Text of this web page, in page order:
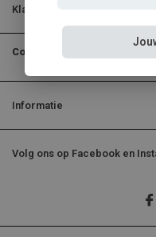
Klantenservice
Contactgegevens
Informatie
Volg ons op Facebook en